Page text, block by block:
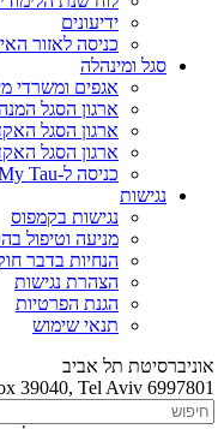
ידיעונים
כניסה לאזור
סגל ומינהלה
אגפים ומשרדי
ארגון הסגל
ארגון הסגל
ארגון הסגל
כניסה ל-My Tau
נגישות
נגישות בקמפוס
מניעה וטיפול
הנחיות בדבר
הצהרת נגישות
הגנת הפרטיות
תנאי שימוש
אוניברסיטת תל אביב
39040, Tel Aviv 6997801